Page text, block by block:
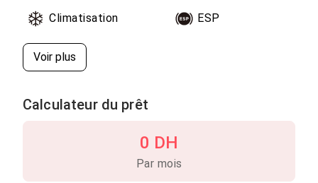
Climatisation ESP
Voir plus
Calculateur du prêt
0 DH
Par mois